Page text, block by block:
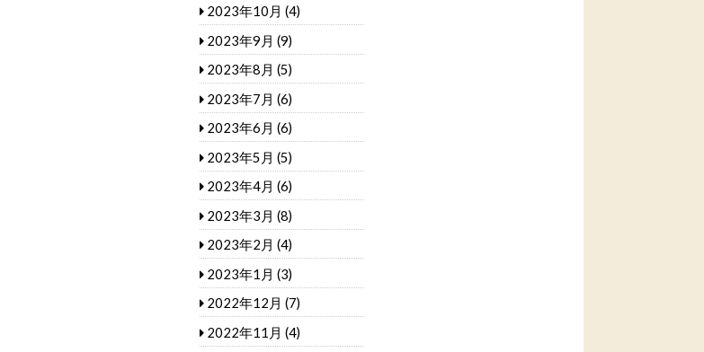
2023年10月 (4)
2023年9月 (9)
2023年8月 (5)
2023年7月 (6)
2023年6月 (6)
2023年5月 (5)
2023年4月 (6)
2023年3月 (8)
2023年2月 (4)
2023年1月 (3)
2022年12月 (7)
2022年11月 (4)